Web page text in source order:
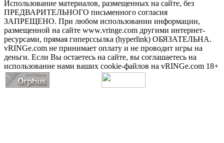
Использование материалов, размещенных на сайте, без
ПРЕДВАРИТЕЛЬНОГО письменного согласия
ЗАПРЕЩЕНО. При любом использовании информации,
размещенной на сайте www.vringe.com другими интернет-
ресурсами, прямая гиперссылка (hyperlink) ОБЯЗАТЕЛЬНА.
vRINGe.com не принимает оплату и не проводит игры на
деньги. Если Вы остаетесь на сайте, вы соглашаетесь на
использование нами ваших cookie-файлов на vRINGe.com 18+